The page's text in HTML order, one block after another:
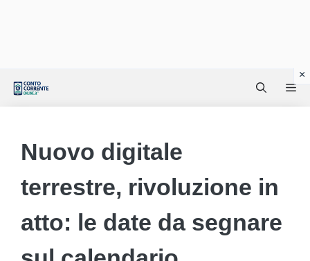
Nuovo digitale
terrestre, rivoluzione in
atto: le date da segnare